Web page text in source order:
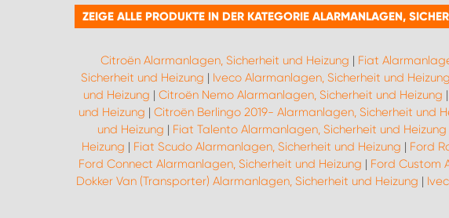
ZEIGE ALLE PRODUKTE IN DER KATEGORIE ALARMANLAGEN,
Citroën Alarmanlagen, Sicherheit und Heizung | Fiat
Sicherheit und Heizung | Iveco Alarmanlagen, Sicherheit und Heizung
und Heizung | Citroën Nemo Alarmanlagen, Sicherheit und Heizung |
und Heizung | Citroën Berlingo 2019- Alarmanlagen, Sicherheit und
und Heizung | Fiat Talento Alarmanlagen, Sicherheit und Heizung
Heizung | Fiat Scudo Alarmanlagen, Sicherheit und Heizung | Ford
Ford Connect Alarmanlagen, Sicherheit und Heizung | Ford Custom
Dokker Van (Transporter) Alarmanlagen, Sicherheit und Heizung |